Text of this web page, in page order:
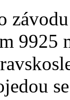
9925